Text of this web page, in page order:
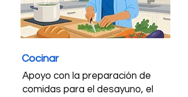
Cocinar
Apoyo con la preparación de
comidas para el desayuno, el